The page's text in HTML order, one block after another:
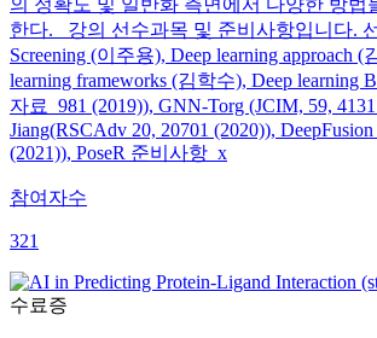
의 정확도 및 일반화 측면에서 다양한 방법
한다. 강의 선수과목 및 준비사항입니다.
Screening (이주용), Deep learning approach (
learning frameworks (김학수), Deep learning
자료 981 (2019)), GNN-Torg (JCIM, 59,
Jiang(RSCAdv 20, 20701 (2020)),
(2021)), PoseR 준비사항 x
참여자수
321
수료증